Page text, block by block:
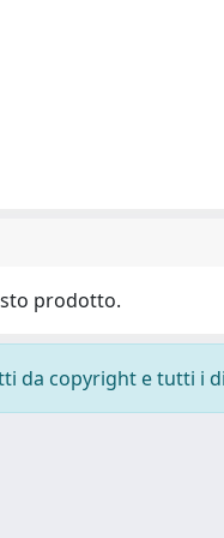
prodotto.
da copyright e tutti i